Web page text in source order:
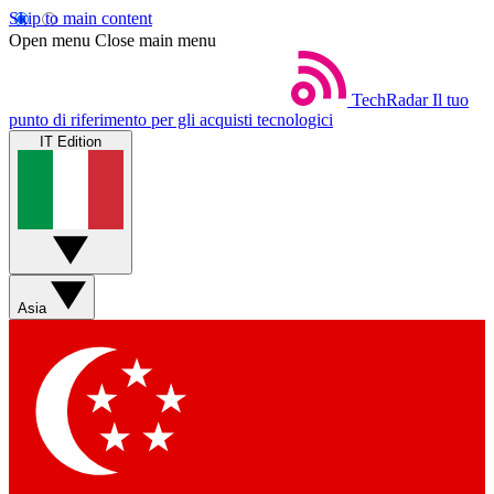
Skip to main content
Open menu Close main menu
TechRadar Il tuo
punto di riferimento per gli acquisti tecnologici
IT Edition
Asia